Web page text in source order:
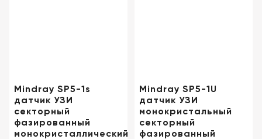
Карьера
Отзывы
Mindray SP5-1s
датчик УЗИ
секторный
фазированный
монокристаллический
Mindray SP5-1U
датчик УЗИ
монокристальный
секторный
фазированный